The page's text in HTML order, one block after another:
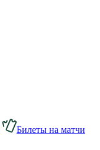
Билеты на матчи